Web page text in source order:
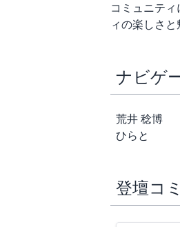
コミュニテ
ィの楽しさと
ナビゲ
荒井 稔博
ひらと
登壇コ